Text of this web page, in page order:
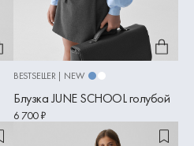
BESTSELLER | NEW
Блузка JUNE SCHOOL голубой
6 700 ₽